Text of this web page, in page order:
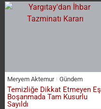
Meryem Aktemur Gündem
Temizliğe Dikkat Etmeyen Eş
Boşanmada Tam Kusurlu
Sayıldı